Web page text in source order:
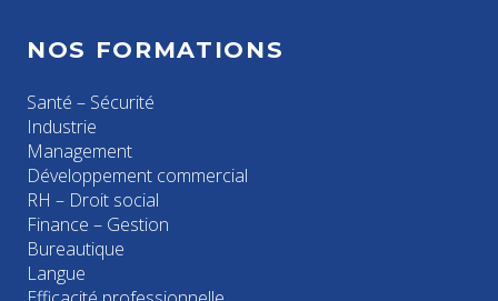
NOS FORMATIONS
Santé – Sécurité
Industrie
Management
Développement commercial
RH – Droit social
Finance – Gestion
Bureautique
Langue